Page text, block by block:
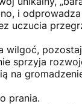
i
uczucia
wilgoć,
sprzyja
na
prania.